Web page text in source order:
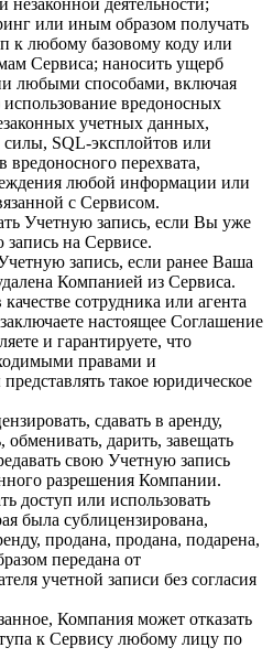
незаконной деятельности;
или иным образом получать
к любому базовому коду или
Сервиса; наносить ущерб
любыми способами, включая
вредоносных
учетных данных,
SQL-эксплойтов или
перехвата,
любой информации или
с Сервисом.
Учетную запись, если Вы уже
на Сервисе.
запись, если ранее Ваша
Компанией из Сервиса.
сотрудника или агента
настоящее Соглашение
и гарантируете, что
правами и
такое юридическое
сдавать в аренду,
обменивать, дарить, завещать
свою Учетную запись
разрешения Компании.
доступ или использовать
была сублицензирована,
продана, продана, подарена,
передана от
учетной записи без согласия
Компания может отказать
к Сервису любому лицу по